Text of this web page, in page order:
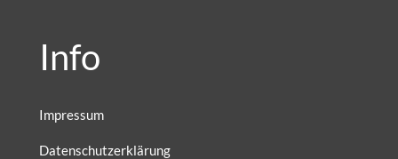
Info
Impressum
Datenschutzerklärung